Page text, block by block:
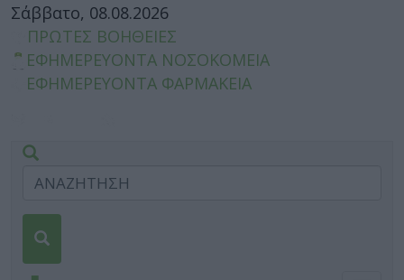
Σάββατο, 08.08.2026
ΠΡΩΤΕΣ ΒΟΗΘΕΙΕΣ
ΕΦΗΜΕΡΕΥΟΝΤΑ ΝΟΣΟΚΟΜΕΙΑ
ΕΦΗΜΕΡΕΥΟΝΤΑ ΦΑΡΜΑΚΕΙΑ